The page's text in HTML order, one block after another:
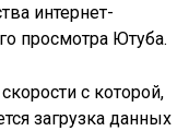
интернет-
просмотра Ютуба.
с которой,
загрузка данных